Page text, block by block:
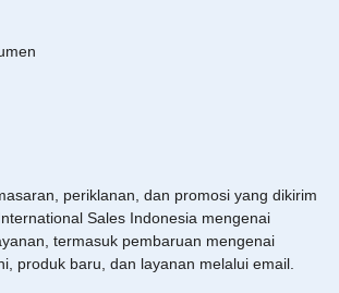
periklanan, dan promosi yang dikirim
Sales Indonesia mengenai
termasuk pembaruan mengenai
produk baru, dan layanan melalui email.